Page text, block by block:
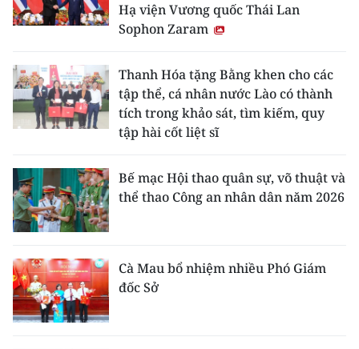
Hạ viện Vương quốc Thái Lan
Sophon Zaram
Thanh Hóa tặng Bằng khen cho các
tập thể, cá nhân nước Lào có thành
tích trong khảo sát, tìm kiếm, quy
tập hài cốt liệt sĩ
Bế mạc Hội thao quân sự, võ thuật và
thể thao Công an nhân dân năm 2026
Cà Mau bổ nhiệm nhiều Phó Giám
đốc Sở